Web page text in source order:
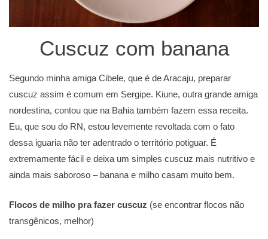
Cuscuz com banana
Segundo minha amiga Cibele, que é de Aracaju, preparar
cuscuz assim é comum em Sergipe. Kiune, outra grande amiga
nordestina, contou que na Bahia também fazem essa receita.
Eu, que sou do RN, estou levemente revoltada com o fato
dessa iguaria não ter adentrado o território potiguar. É
extremamente fácil e deixa um simples cuscuz mais nutritivo e
ainda mais saboroso – banana e milho casam muito bem.
Flocos de milho pra fazer cuscuz (se encontrar flocos não
transgênicos, melhor)